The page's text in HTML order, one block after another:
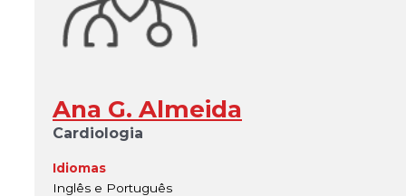
Ana G. Almeida
Cardiologia
Idiomas
Inglês e Português